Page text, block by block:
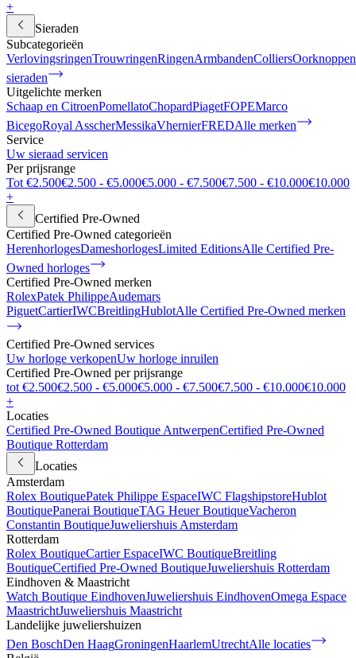
+
Sieraden
Subcategorieën
VerlovingsringenTrouwringenRingenArmbandenColliersOorknoppen
sieraden
Uitgelichte merken
Schaap en CitroenPomellatoChopardPiagetFOPEMarco
BicegoRoyal AsscherMessikaVhernierFREDAlle merken
Service
Uw sieraad servicen
Per prijsrange
Tot €2.500€2.500 - €5.000€5.000 - €7.500€7.500 - €10.000€10.000
+
Certified Pre-Owned
Certified Pre-Owned categorieën
HerenhorlogesDameshorlogesLimited EditionsAlle Certified Pre-
Owned horloges
Certified Pre-Owned merken
RolexPatek PhilippeAudemars
PiguetCartierIWCBreitlingHublotAlle Certified Pre-Owned merken
Certified Pre-Owned services
Uw horloge verkopenUw horloge inruilen
Certified Pre-Owned per prijsrange
tot €2.500€2.500 - €5.000€5.000 - €7.500€7.500 - €10.000€10.000
+
Locaties
Certified Pre-Owned Boutique AntwerpenCertified Pre-Owned
Boutique Rotterdam
Locaties
Amsterdam
Rolex BoutiquePatek Philippe EspaceIWC FlagshipstoreHublot
BoutiquePanerai BoutiqueTAG Heuer BoutiqueVacheron
Constantin BoutiqueJuweliershuis Amsterdam
Rotterdam
Rolex BoutiqueCartier EspaceIWC BoutiqueBreitling
BoutiqueCertified Pre-Owned BoutiqueJuweliershuis Rotterdam
Eindhoven & Maastricht
Watch Boutique EindhovenJuweliershuis EindhovenOmega Espace
MaastrichtJuweliershuis Maastricht
Landelijke juweliershuizen
Den BoschDen HaagGroningenHaarlemUtrechtAlle locaties